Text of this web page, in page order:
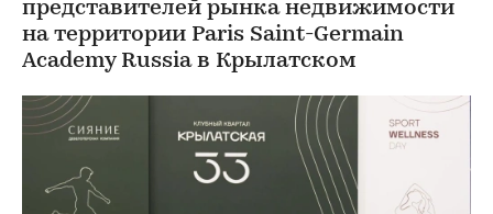
представителей рынка недвижимости
на территории Paris Saint-Germain
Academy Russia в Крылатском